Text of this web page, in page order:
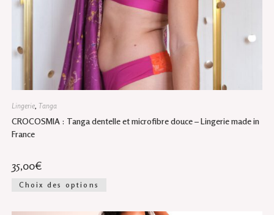
Lingerie, Tanga
CROCOSMIA : Tanga dentelle et microfibre douce – Lingerie made in
France
35,00€
Choix des options